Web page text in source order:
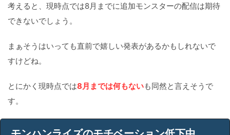
考えると、現時点では8月までに追加モンスターの配信は期待
できないでしょう。
まぁそうはいっても直前で嬉しい発表があるかもしれないで
すけどね。
とにかく現時点では8月までは何もないも同然と言えそうで
す。